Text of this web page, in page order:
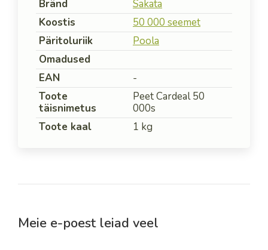
Bränd
Sakata
Koostis
50 000 seemet
Päritoluriik
Poola
Omadused
EAN
-
Toote
täisnimetus
Peet Cardeal 50
000s
Toote kaal
1 kg
Meie e-poest leiad veel